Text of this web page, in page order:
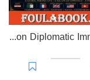
EL-RAKHAWI MONOGRAPH on Diplomatic Immunities